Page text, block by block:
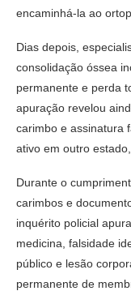
encaminhá-la ao
Dias depois,
consolidação óssea
permanente e perda
apuração revelou
carimbo e assinatura
ativo em outro
Durante o
carimbos e
inquérito policial
medicina, falsidade
público e lesão
permanente de